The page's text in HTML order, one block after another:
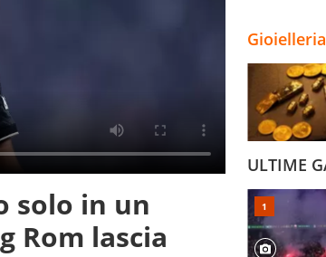
solo in un
Rom lascia
ULTIME